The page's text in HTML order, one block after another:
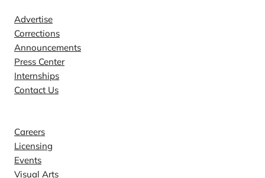
Advertise
Corrections
Announcements
Press Center
Internships
Contact Us
Careers
Licensing
Events
Visual Arts